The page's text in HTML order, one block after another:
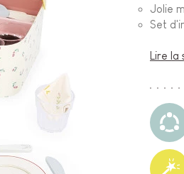
Jolie
Set
Lire la